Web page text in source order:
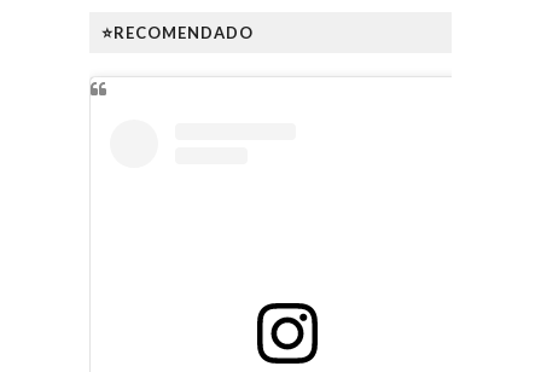
⭐RECOMENDADO